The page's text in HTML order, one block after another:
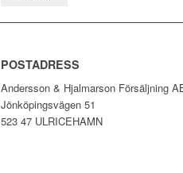
POSTADRESS
Andersson & Hjalmarson Försäljning
Jönköpingsvägen 51
523 47 ULRICEHAMN